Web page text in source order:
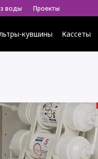
воды Проекты
кувшины Кассеты